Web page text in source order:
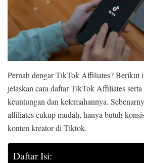
Pernah dengar TikTok Affiliates? Berikut
jelaskan cara daftar TikTok Affiliates serta
keuntungan dan kelemahannya.
affiliates cukup mudah, hanya butuh
konten kreator di Tiktok.
Daftar Isi: